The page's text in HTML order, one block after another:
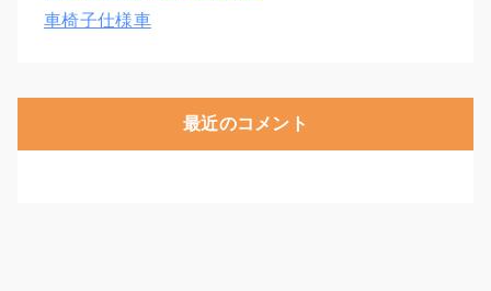
車椅子仕様車
最近のコメント